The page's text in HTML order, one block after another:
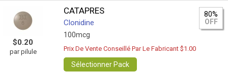
$0.20
par pilule
CATAPRES
Clonidine
100mcg
80%
OFF
Prix De Vente Conseillé Par Le Fabricant $1.00
Sélectionner Pack